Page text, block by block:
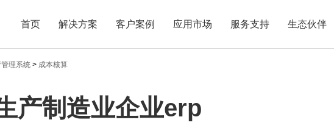
首页 解决方案 客户案例 应用市场 服务支持 生态伙伴
价值
理系统 > 成本核算
产制造业企业erp